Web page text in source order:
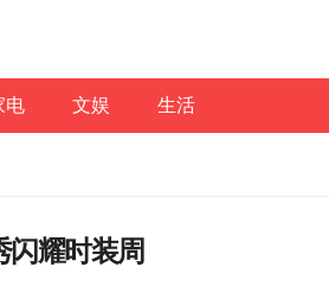
电 文娱 生活
闪耀时装周